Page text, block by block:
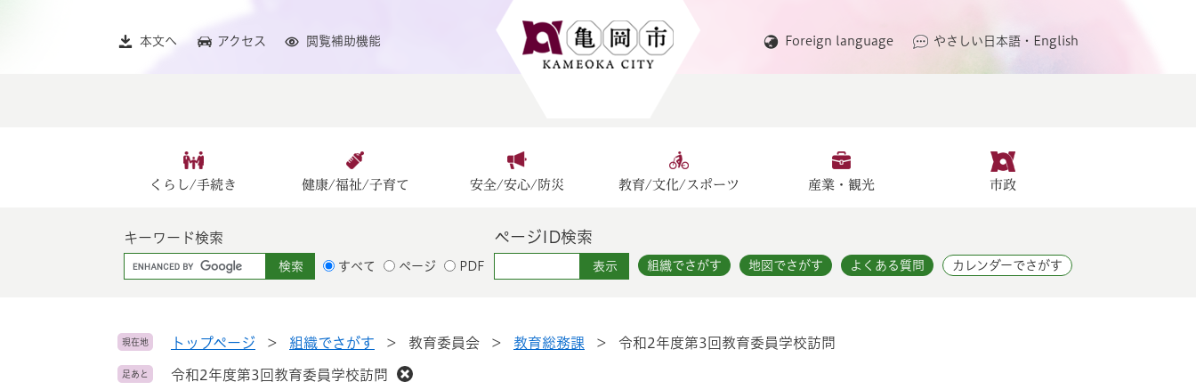
本文へ アクセス 閲覧補助機能 Foreign language やさしい日本語・English
くらし/手続き 健康/福祉/子育て 安全/安心/防災 教育/文化/スポーツ 産業・観光 市政
キーワード検索
G
o
l
カ
すべて ページ PDF
ページID検索
組織でさがす 地図でさがす よくある質問 カレンダーでさがす
現在地 トップページ > 組織でさがす > 教育委員会 > 教育総務課 > 令和2年度第3回教育委員学校訪問
足あと 令和2年度第3回教育委員学校訪問